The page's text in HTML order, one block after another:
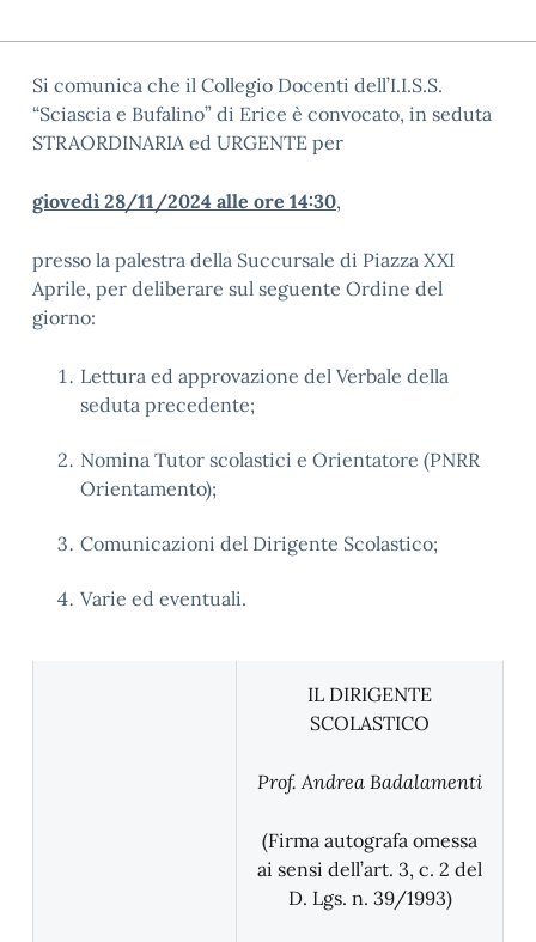
Si comunica che il Collegio Docenti dell’I.I.S.S.
“Sciascia e Bufalino” di Erice è convocato, in seduta
STRAORDINARIA ed URGENTE per
giovedì 28/11/2024 alle ore 14:30,
presso la palestra della Succursale di Piazza XXI
Aprile, per deliberare sul seguente Ordine del
giorno:
Lettura ed approvazione del Verbale della
seduta precedente;
Nomina Tutor scolastici e Orientatore (PNRR
Orientamento);
Comunicazioni del Dirigente Scolastico;
Varie ed eventuali.
IL DIRIGENTE
SCOLASTICO
Prof. Andrea Badalamenti
(Firma autografa omessa
ai sensi dell’art. 3, c. 2 del
D. Lgs. n. 39/1993)